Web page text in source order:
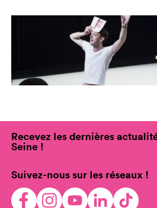
Recevez les dernières
Seine !
Suivez-nous sur les réseaux !